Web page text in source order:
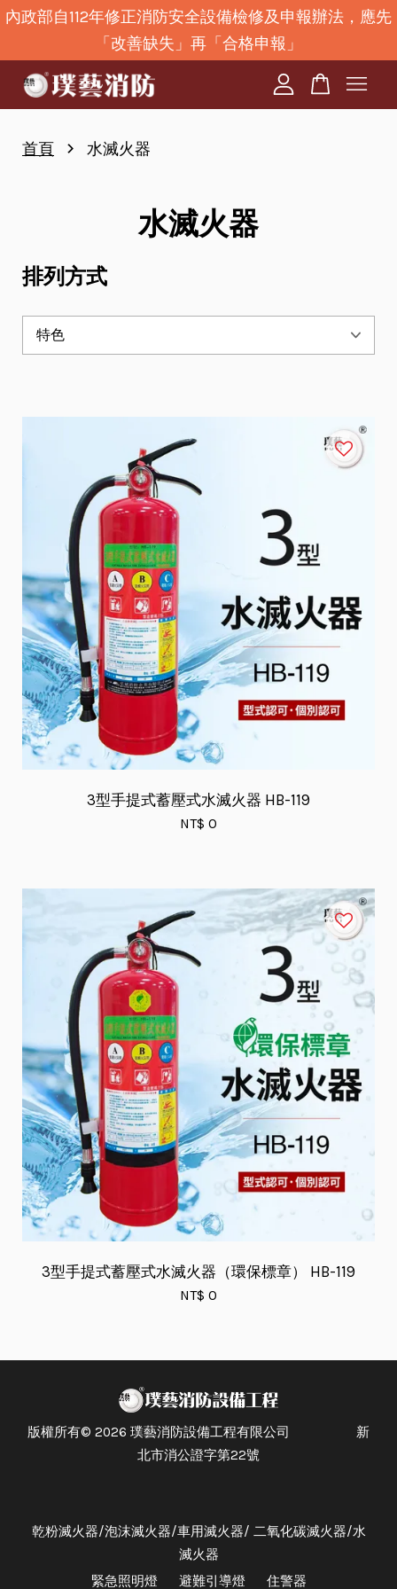
內政部自112年修正消防安全設備檢修及申報辦法，應先
「改善缺失」再「合格申報」
首頁 › 水滅火器
水滅火器
排列方式
3型手提式蓄壓式水滅火器 HB-119
NT$ 0
3型手提式蓄壓式水滅火器（環保標章） HB-119
NT$ 0
版權所有© 2026 璞藝消防設備工程有限公司 新
北市消公證字第22號
乾粉滅火器/泡沫滅火器/車用滅火器/ 二氧化碳滅火器/水
滅火器
緊急照明燈
避難引導燈 住警器
您的購物車目前還是空的。